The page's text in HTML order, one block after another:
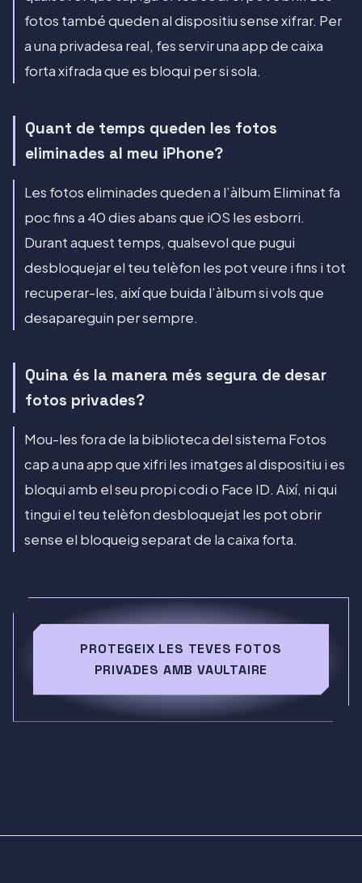
fotos també queden al dispositiu sense xifrar. Per
a una privadesa real, fes servir una app de caixa
forta xifrada que es bloqui per si sola.
Quant de temps queden les fotos
eliminades al meu iPhone?
Les fotos eliminades queden a l’àlbum Eliminat fa
poc fins a 40 dies abans que iOS les esborri.
Durant aquest temps, qualsevol que pugui
desbloquejar el teu telèfon les pot veure i fins i tot
recuperar-les, així que buida l’àlbum si vols que
desapareguin per sempre.
Quina és la manera més segura de desar
fotos privades?
Mou-les fora de la biblioteca del sistema Fotos
cap a una app que xifri les imatges al dispositiu i es
bloqui amb el seu propi codi o Face ID. Així, ni qui
tingui el teu telèfon desbloquejat les pot obrir
sense el bloqueig separat de la caixa forta.
PROTEGEIX LES TEVES FOTOS
PRIVADES AMB VAULTAIRE